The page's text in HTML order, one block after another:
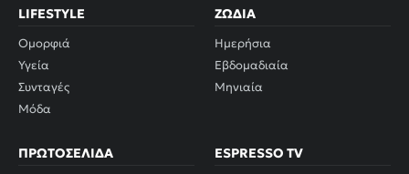
LIFESTYLE
Ομορφιά
Υγεία
Συνταγές
Μόδα
ΖΏΔΙΑ
Ημερήσια
Εβδομαδιαία
Μηνιαία
ΠΡΩΤΟΣΈΛΙΔΑ ESPRESSO TV